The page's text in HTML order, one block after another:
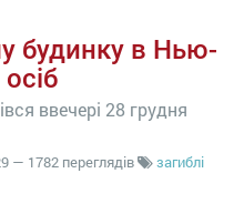
будинку в Нью-
ввечері 28 грудня
— 1782 переглядів
загиблі